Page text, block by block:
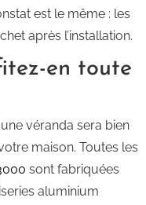
est le même : les
après l’installation.
en toute
véranda sera bien
maison. Toutes les
sont fabriquées
aluminium